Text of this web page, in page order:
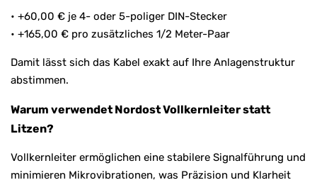
• +60,00 € je 4- oder 5-poliger DIN-Stecker
• +165,00 € pro zusätzliches 1/2 Meter-Paar
Damit lässt sich das Kabel exakt auf Ihre Anlagenstruktur
abstimmen.
Warum verwendet Nordost Vollkernleiter statt
Litzen?
Vollkernleiter ermöglichen eine stabilere Signalführung und
minimieren Mikrovibrationen, was Präzision und Klarheit